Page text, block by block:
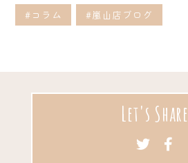
#コラム #嵐山店ブログ
Let's Share